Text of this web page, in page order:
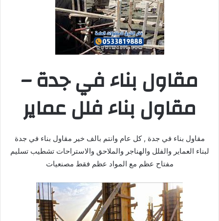
مقاول بناء في جدة –
مقاول بناء فلل عماير
مقاول بناء في جدة , كل عام وانتم بالف خير مقاول بناء في جدة
لبناء العماير والفلل والهناجر والملاحق والاستراحات تشطيب تسليم
مفتاح عظم مع المواد عظم فقط مصنعيات